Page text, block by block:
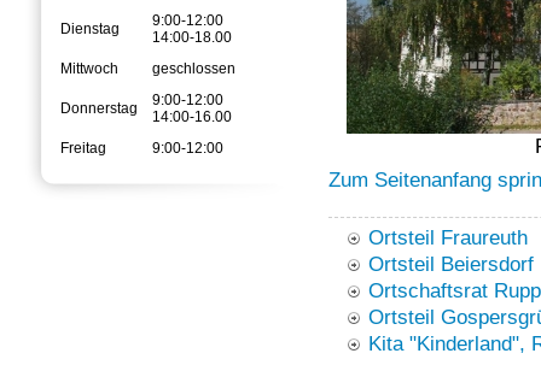
Zum Seitenanfang
Ortsteil Fraureuth
Ortsteil Beiersdorf
Ortschaftsrat
Ortsteil
Kita "Kinderland",
Dienstag
9:00-12:00
14:00-18.00
Mittwoch
geschlossen
Donnerstag
9:00-12:00
14:00-16.00
Freitag
9:00-12:00